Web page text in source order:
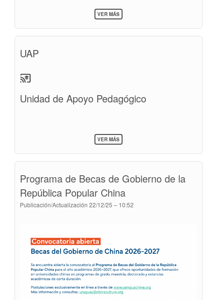
VER MÁSSOBRE
COGOBIERNO
UAP
cast_for_education
Unidad de Apoyo Pedagógico
VER MÁSSOBRE
UAP
Programa de Becas de Gobierno de la
República Popular China
Publicación/Actualización 22/12/25 – 10:52